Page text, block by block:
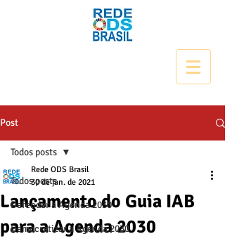
Post
Todos posts
Defender a Agenda 2030
Democratizar a Agenda 2030
Todos posts
Lançamento do Guia IAB
para a Agenda 2030
Rede ODS Brasil
30 de jan. de 2021